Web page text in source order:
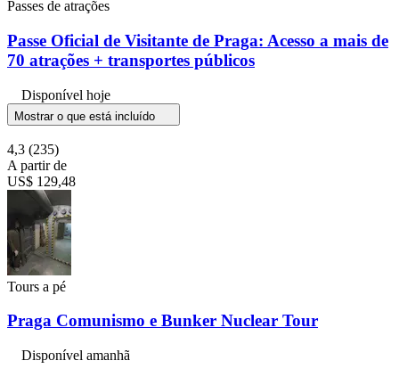
Passes de atrações
Passe Oficial de Visitante de Praga: Acesso a mais de
70 atrações + transportes públicos
Disponível hoje
Mostrar o que está incluído
4,3 (235)
A partir de
US$ 129,48
Tours a pé
Praga Comunismo e Bunker Nuclear Tour
Disponível amanhã